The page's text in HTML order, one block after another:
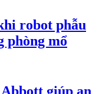
robot phẫu
phòng mổ